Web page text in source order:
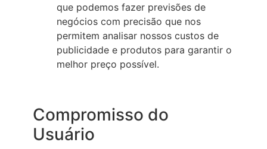
que podemos fazer previsões de
negócios com precisão que nos
permitem analisar nossos custos de
publicidade e produtos para garantir o
melhor preço possível.
Compromisso do
Usuário